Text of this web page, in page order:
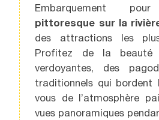
Embarquement
pittoresque sur la
des attractions les
Profitez de la beauté
verdoyantes, des
traditionnels qui bordent
vous de l’atmosphère
vues panoramiques